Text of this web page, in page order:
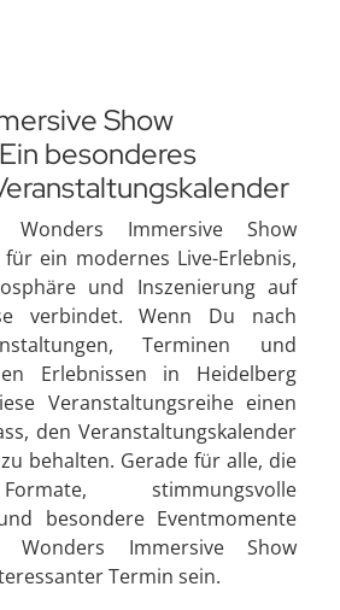
Show
besonderes
Wonders Immersive Show
ein modernes Live-Erlebnis,
und Inszenierung auf
verbindet. Wenn Du nach
Terminen und
Erlebnissen in Heidelberg
Veranstaltungsreihe einen
den Veranstaltungskalender
behalten. Gerade für alle, die
stimmungsvolle
besondere Eventmomente
Wonders Immersive Show
Termin sein.